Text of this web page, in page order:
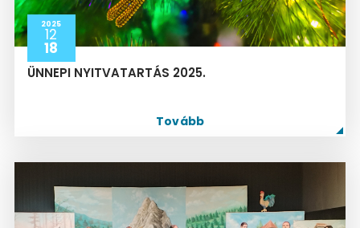
2025
12
18
ÜNNEPI NYITVATARTÁS 2025.
Tovább